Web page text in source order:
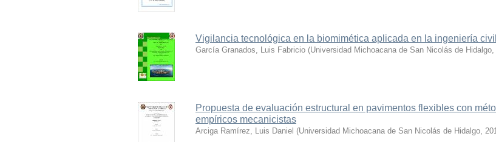
Vigilancia tecnológica en la biomimética aplicada en la ingeniería civil
García Granados, Luis Fabricio (Universidad Michoacana de San Nicolás de Hidalgo,
Propuesta de evaluación estructural en pavimentos flexibles con
empíricos mecanicistas
Arciga Ramírez, Luis Daniel (Universidad Michoacana de San Nicolás de Hidalgo,